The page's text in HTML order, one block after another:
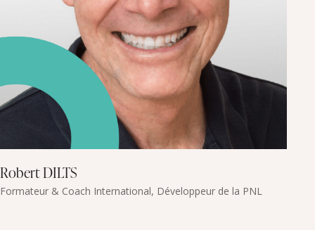
Robert DILTS
Formateur & Coach International, Développeur de la PNL